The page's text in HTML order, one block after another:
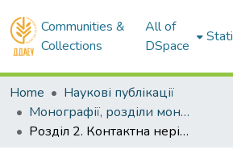
Communities &
Collections
All of
DSpace
Home
Наукові публікації
Монографії, розділи монографій
Розділ 2. Контактна нерівноважна низькотемпературна плазма (КНП): особливості фізико-хімічних процесів в умовах КНП